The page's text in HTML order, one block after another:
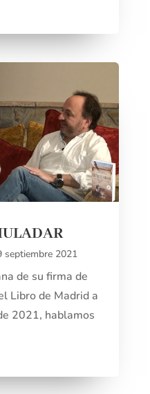
septiembre 2021
de su firma de
Libro de Madrid a
2021, hablamos